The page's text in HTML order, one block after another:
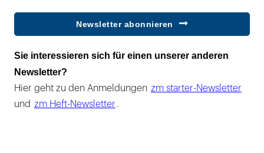
Newsletter abonnieren
Sie interessieren sich für einen unserer anderen
Newsletter?
Hier geht zu den Anmeldungen zm starter-Newsletter
und zm Heft-Newsletter .